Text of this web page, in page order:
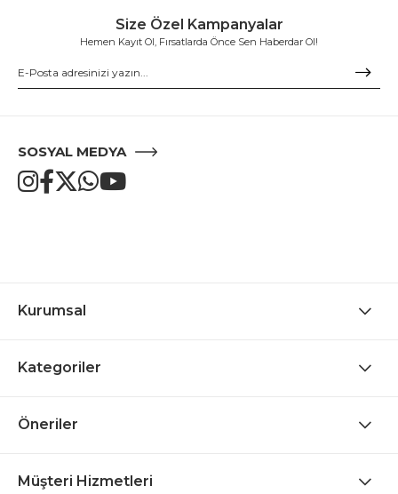
Size Özel Kampanyalar
Hemen Kayıt Ol, Fırsatlarda Önce Sen Haberdar Ol!
SOSYAL MEDYA
Kurumsal
Kategoriler
Öneriler
Müşteri Hizmetleri